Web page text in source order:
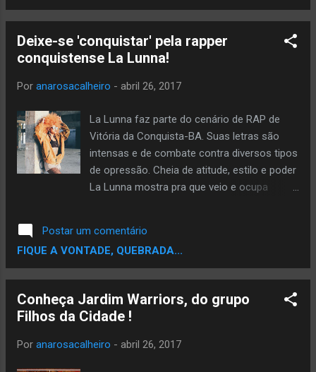
e ...
Deixe-se 'conquistar' pela rapper
conquistense La Lunna!
Por anarosacalheiro - abril 26, 2017
La Lunna faz parte do cenário de RAP de
Vitória da Conquista-BA. Suas letras são
intensas e de combate contra diversos tipos
de opressão. Cheia de atitude, estilo e poder
La Lunna mostra pra que veio e ocupa
mensagens, começou a escrever por
curiosidade e suas rimas, naturalmente e
não propositalmente, vieram ao mundo em
Nasceu daí La Lunna, que botou a cara na
roda no Campeonato Vozes da Rua, com
sua música "Na Pista" e impressionou o
Postar um comentário
FIQUE A VONTADE, QUEBRADA...
Conheça Jardim Warriors, do grupo
Filhos da Cidade !
Por anarosacalheiro - abril 26, 2017